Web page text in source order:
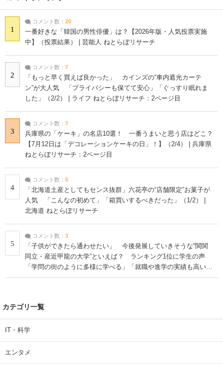
1
コメント数： 20
一番好きな「韓国の男性俳優」は？【2026年版・人気投票実施
中】（投票結果） | 芸能人 ねとらぼリサーチ
2
コメント数： 7
「もっと早く買えば良かった」 カインズの“車内遮光カーテ
ン”が大人気 「プライバシーも保てて安心」「ぐっすり眠れま
した」（2/2） | ライフ ねとらぼリサーチ：2ページ目
3
コメント数： 7
兵庫県の「ケーキ」の名店10選！ 一番うまいと思う店はどこ？
【7月12日は「デコレーションケーキの日」！】（2/4） | 兵庫県
ねとらぼリサーチ：2ページ目
4
コメント数： 5
「北海道土産としてもセンス抜群」六花亭の“店舗限定”お菓子が
人気 「こんなの初めて」「箱買いするべきだった」（1/2） |
北海道 ねとらぼリサーチ
5
コメント数： 3
「子供ができたら通わせたい」 今後発展していきそうな“関関
同立・産近甲龍の大学”といえば？ ランキング1位に学生の声
「学問の街のように多様に学べる」「就職や進学の実績も高い」
| 大学 ねとらぼリサーチ
カテゴリ一覧
IT・科学
エンタメ